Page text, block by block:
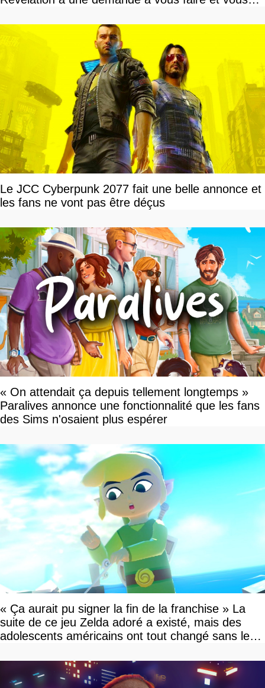
Le JCC Cyberpunk 2077 fait une belle annonce et
les fans ne vont pas être déçus
« On attendait ça depuis tellement longtemps »
Paralives annonce une fonctionnalité que les fans
des Sims n'osaient plus espérer
« Ça aurait pu signer la fin de la franchise » La
suite de ce jeu Zelda adoré a existé, mais des
adolescents américains ont tout changé sans le